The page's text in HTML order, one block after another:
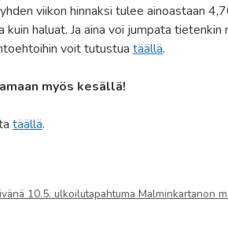
viikon hinnaksi tulee ainoastaan
kuin haluat. Ja aina voi jumpata
voit tutustua täällä.
myös kesällä!
täällä.
10.5. ulkoilutapahtuma Malminkartanon